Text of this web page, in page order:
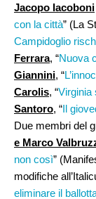
Jacopo Iacoboni
con la città” (La
Campidoglio
Ferrara, “Nuova
Giannini, “
Carolis, “Virginia
Santoro, “Il
Due membri del
e Marco
non così”
modifiche
eliminare il